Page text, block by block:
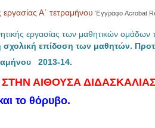
Α΄ τετραμήνου Έγγραφο Acrobat
εργασίας των μαθητικών
σχολική επίδοση των μαθητών.
2013-14.
ΑΙΘΟΥΣΑ
το θόρυβο.